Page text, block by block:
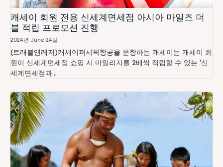
캐세이 회원 전용 신세계면세점 아시아 마일즈 더
블 적립 프로모션 진행
2024년 June 24일
(트래블앤레저)캐세이퍼시픽항공을 운항하는 캐세이는 캐세이 회
원이 신세계면세점 쇼핑 시 마일리지를 2배씩 적립할 수 있는 ‘신
세계면세점과...